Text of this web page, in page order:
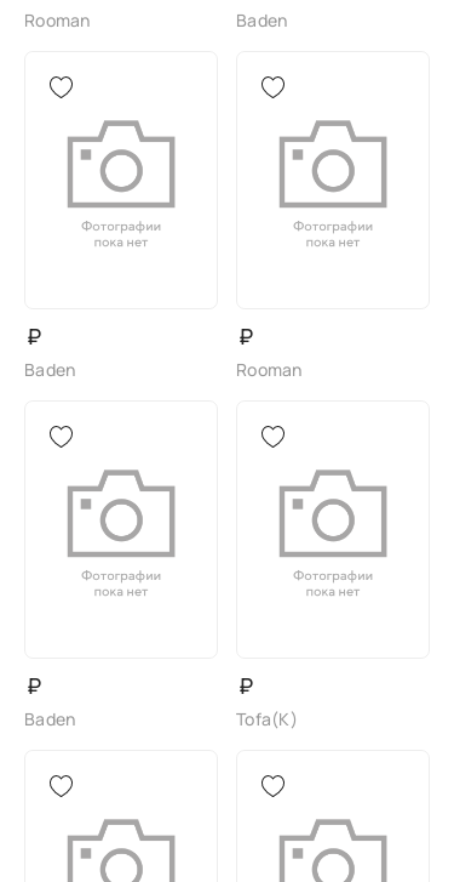
Rooman Baden
₽
Baden
₽
Rooman
₽
Baden
₽
Tofa(K)